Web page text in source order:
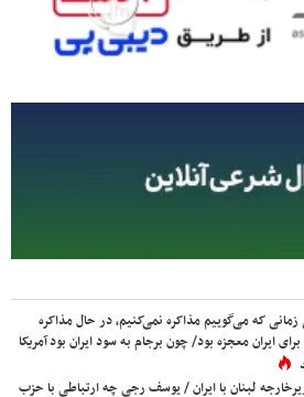
زمانی که می‌گوییم مذاکره نمی‌کنیم، در حال مذاکره
ایران معجزه بود/ چون برجام به سود ایران بود آمریکا
لبنان با ایران / یوسف رجی چه ارتباطی با حزب